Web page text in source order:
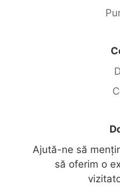
Ajută-ne să
să oferim o